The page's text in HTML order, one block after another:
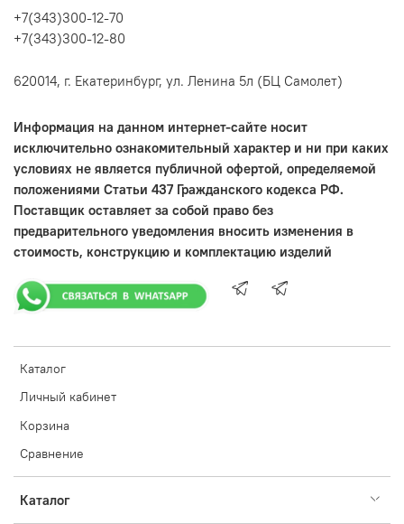
Каталог
Личный кабинет
Корзина
Сравнение
Каталог
+7(343)300-12-70
+7(343)300-12-80
620014, г. Екатеринбург, ул. Ленина 5л (БЦ Самолет)
Информация на данном интернет-сайте носит
исключительно ознакомительный характер и ни при каких
условиях не является публичной офертой, определяемой
положениями Статьи 437 Гражданского кодекса РФ.
Поставщик оставляет за собой право без
предварительного уведомления вносить изменения в
стоимость, конструкцию и комплектацию изделий